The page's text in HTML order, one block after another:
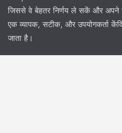
जिससे वे बेहतर निर्णय ले सकें और
एक व्यापक, सटीक, और उपयोगकर्ता
जाता है।